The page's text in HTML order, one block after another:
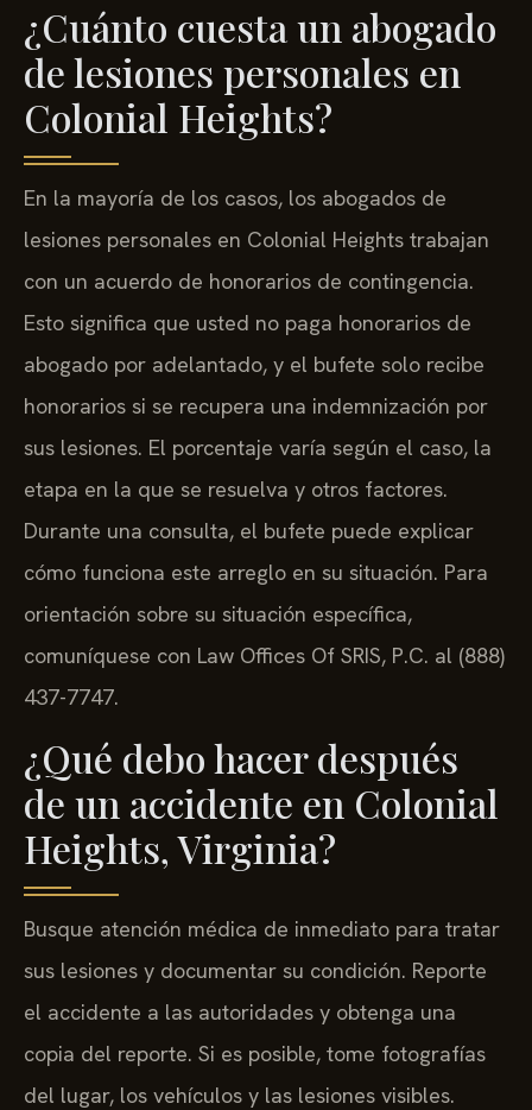
¿Cuánto cuesta un abogado
de lesiones personales en
Colonial Heights?
En la mayoría de los casos, los abogados de
lesiones personales en Colonial Heights trabajan
con un acuerdo de honorarios de contingencia.
Esto significa que usted no paga honorarios de
abogado por adelantado, y el bufete solo recibe
honorarios si se recupera una indemnización por
sus lesiones. El porcentaje varía según el caso, la
etapa en la que se resuelva y otros factores.
Durante una consulta, el bufete puede explicar
cómo funciona este arreglo en su situación. Para
orientación sobre su situación específica,
comuníquese con Law Offices Of SRIS, P.C. al (888)
437-7747.
¿Qué debo hacer después
de un accidente en Colonial
Heights, Virginia?
Busque atención médica de inmediato para tratar
sus lesiones y documentar su condición. Reporte
el accidente a las autoridades y obtenga una
copia del reporte. Si es posible, tome fotografías
del lugar, los vehículos y las lesiones visibles.